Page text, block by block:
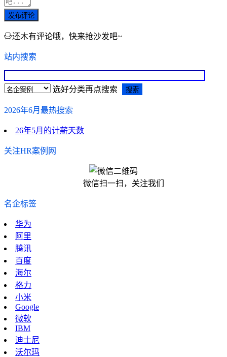
发布评论
还木有评论哦，快来抢沙发吧~
站内搜索
选好分类再点搜索
2026年6月最热搜索
26年5月的计薪天数
关注HR案例网
微信扫一扫，关注我们
名企标签
华为
阿里
腾讯
百度
海尔
格力
小米
Google
微软
IBM
迪士尼
沃尔玛